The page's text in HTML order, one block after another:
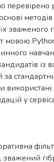
зваженого
мовою
із
за
у
, зважений